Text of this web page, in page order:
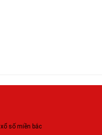
xổ số miền bắc